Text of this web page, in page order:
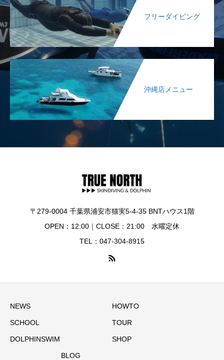
フリーダイビング
沖縄店メニュー
〒279-0004 千葉県浦安市猫実5-4-35 BNTハウス1階
OPEN：12:00｜CLOSE：21:00 水曜定休
TEL：047-304-8915
NEWS HOWTO
SCHOOL TOUR
DOLPHINSWIM SHOP
BLOG